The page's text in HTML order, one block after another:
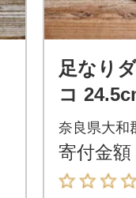
足なり
コ
ーズ
奈良県大和
寄付金額